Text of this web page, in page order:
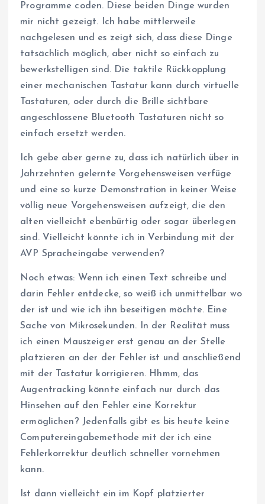
Programme coden. Diese beiden Dinge wurden
mir nicht gezeigt. Ich habe mittlerweile
nachgelesen und es zeigt sich, dass diese Dinge
tatsächlich möglich, aber nicht so einfach zu
bewerkstelligen sind. Die taktile Rückkopplung
einer mechanischen Tastatur kann durch virtuelle
Tastaturen, oder durch die Brille sichtbare
angeschlossene Bluetooth Tastaturen nicht so
einfach ersetzt werden.
Ich gebe aber gerne zu, dass ich natürlich über in
Jahrzehnten gelernte Vorgehensweisen verfüge
und eine so kurze Demonstration in keiner Weise
völlig neue Vorgehensweisen aufzeigt, die den
alten vielleicht ebenbürtig oder sogar überlegen
sind. Vielleicht könnte ich in Verbindung mit der
AVP Spracheingabe verwenden?
Noch etwas: Wenn ich einen Text schreibe und
darin Fehler entdecke, so weiß ich unmittelbar wo
der ist und wie ich ihn beseitigen möchte. Eine
Sache von Mikrosekunden. In der Realität muss
ich einen Mauszeiger erst genau an der Stelle
platzieren an der der Fehler ist und anschließend
mit der Tastatur korrigieren. Hhmm, das
Augentracking könnte einfach nur durch das
Hinsehen auf den Fehler eine Korrektur
ermöglichen? Jedenfalls gibt es bis heute keine
Computereingabemethode mit der ich eine
Fehlerkorrektur deutlich schneller vornehmen
kann.
Ist dann vielleicht ein im Kopf platzierter